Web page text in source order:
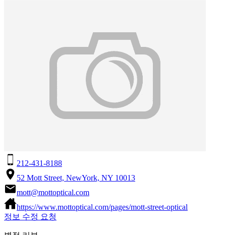
212-431-8188
52 Mott Street, NewYork, NY 10013
mott@mottoptical.com
https://www.mottoptical.com/pages/mott-street-optical
정보 수정 요청